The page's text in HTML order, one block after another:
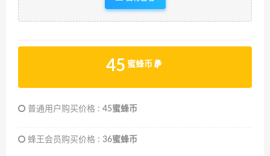
45 蜜蜂币
普通用户购买价格 : 45蜜蜂币
蜂王会员购买价格 : 36蜜蜂币